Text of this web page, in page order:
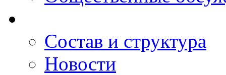
Состав и структура
Новости